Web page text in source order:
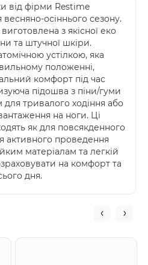
від фірми Restime
весняно-осіннього сезону.
з якісної еко
та штучної шкіри.
устілкою, яка
положенні,
комфорт під час
підошва з піни/гуми
для тривалого ходіння або
на ноги. Ці
як для повсякденного
активного проведення
матеріалам та легкій
на комфорт та
дня.